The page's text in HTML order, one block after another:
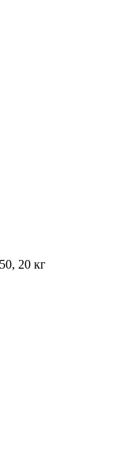
20 кг